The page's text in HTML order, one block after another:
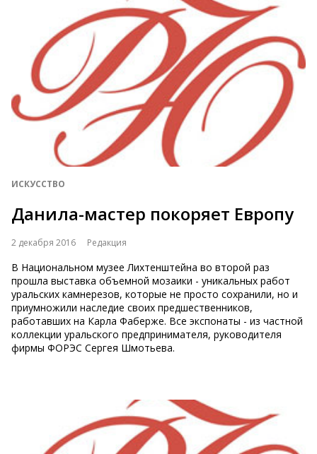
ИСКУССТВО
Данила-мастер покоряет Европу
2 декабря 2016 Редакция
В Национальном музее Лихтенштейна во второй раз
прошла выставка объемной мозаики - уникальных работ
уральских камнерезов, которые не просто сохранили, но и
приумножили наследие своих предшественников,
работавших на Карла Фаберже. Все экспонаты - из частной
коллекции уральского предпринимателя, руководителя
фирмы ФОРЭС Сергея Шмотьева.